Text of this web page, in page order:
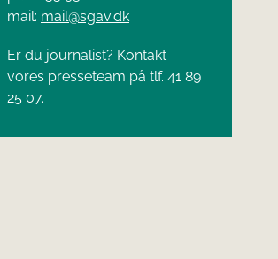
mail: mail@sgav.dk
Er du journalist? Kontakt
vores presseteam på tlf. 41 89
25 07.